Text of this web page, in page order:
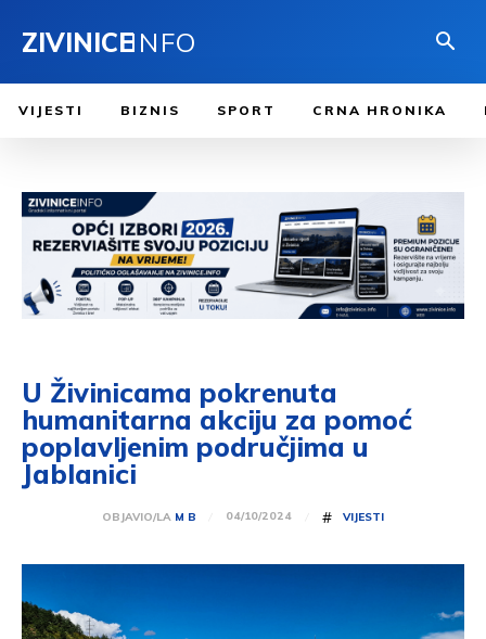
ZIVINICEINFO
VIJESTI BIZNIS SPORT CRNA HRONIKA
U Živinicama pokrenuta
humanitarna akciju za pomoć
poplavljenim područjima u
Jablanici
OBJAVIO/LA M B 04/10/2024 # VIJESTI